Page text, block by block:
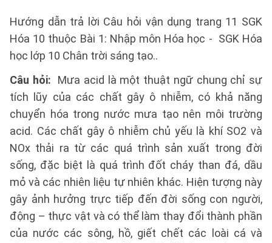
Hướng dẫn trả lời Câu hỏi vận dụng trang 11 SGK
Hóa 10 thuộc Bài 1: Nhập môn Hóa học - SGK Hóa
học lớp 10 Chân trời sáng tạo..
Câu hỏi:
Mưa acid là một thuật ngữ chung chỉ sự
tích lũy của các chất gây ô nhiễm, có khả năng
chuyển hóa trong nước mưa tạo nên môi trường
acid. Các chất gây ô nhiễm chủ yếu là khí SO2 và
NOx thải ra từ các quá trình sản xuất trong đời
sống, đặc biệt là quá trình đốt cháy than đá, dầu
mỏ và các nhiên liệu tự nhiên khác. Hiện tượng này
gây ảnh hưởng trực tiếp đến đời sống con người,
động – thực vật và có thể làm thay đổi thành phần
của nước các sông, hồ, giết chết các loài cá và